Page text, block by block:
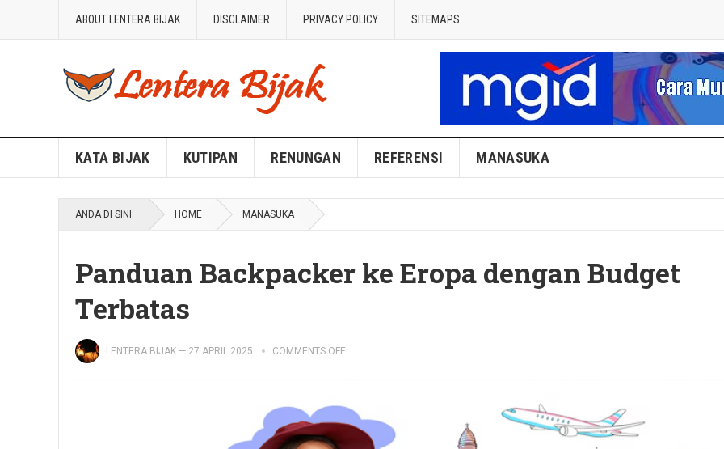
ABOUT LENTERA BIJAK DISCLAIMER PRIVACY POLICY SITEMAPS
Blog Lentera Bijak
KATA BIJAK KUTIPAN RENUNGAN REFERENSI MANASUKA
ANDA DI SINI: HOME MANASUKA
Panduan Backpacker ke Eropa dengan Budget
Terbatas
LENTERA BIJAK — 27 APRIL 2025 COMMENTS OFF